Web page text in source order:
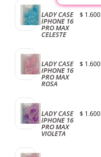
LADY CASE
IPHONE 16
PRO MAX
CELESTE
$ 1.600
LADY CASE
IPHONE 16
PRO MAX
ROSA
$ 1.600
LADY CASE
IPHONE 16
PRO MAX
VIOLETA
$ 1.600